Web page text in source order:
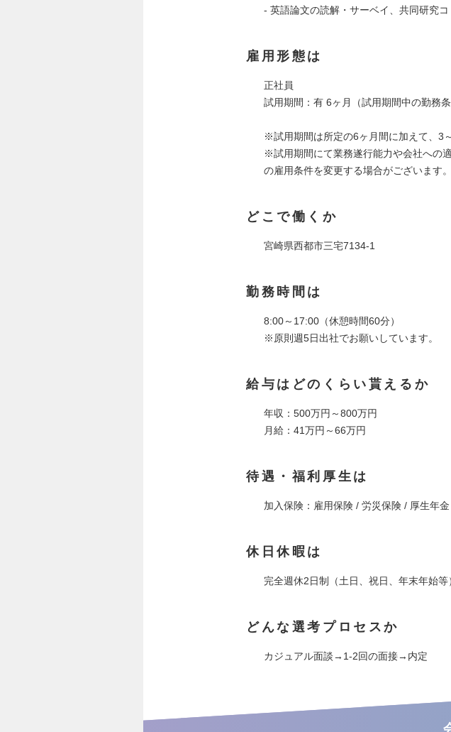
- 英語論文の読解・サーベイ、共同研究
雇用形態は
正社員
試用期間：有 6ヶ月（試用期間中の勤務条
※試用期間は所定の6ヶ月間に加えて、3
※試用期間にて業務遂行能力や会社への
の雇用条件を変更する場合がございます。
どこで働くか
宮崎県西都市三宅7134-1
勤務時間は
8:00～17:00（休憩時間60分）
※原則週5日出社でお願いしています。
給与はどのくらい貰えるか
年収：500万円～800万円
月給：41万円～66万円
待遇・福利厚生は
加入保険：雇用保険 / 労災保険 / 厚生年
休日休暇は
完全週休2日制（土日、祝日、年末年始等
どんな選考プロセスか
カジュアル面談→1-2回の面接→内定